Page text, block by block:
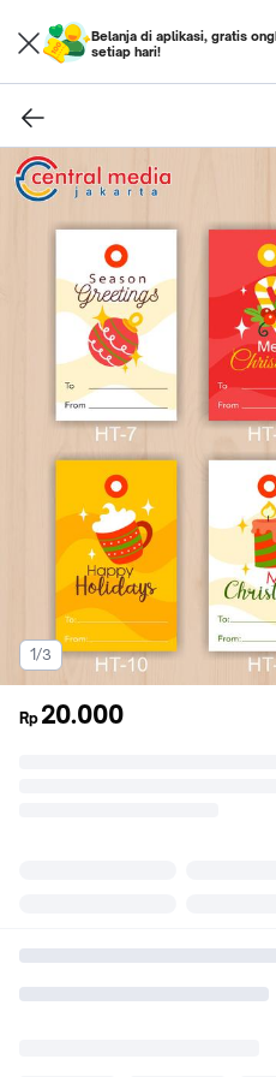
Belanja di aplikasi, gratis
setiap hari!
1/3
Rp 20.000